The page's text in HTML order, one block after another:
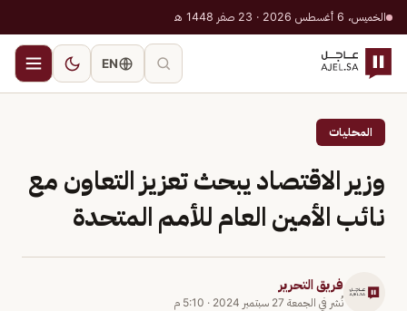
الخميس، 6 أغسطس 2026 · 23 صفر 1448 هـ
EN
المحليات
وزير الاقتصاد يبحث تعزيز التعاون مع
نائب الأمين العام للأمم المتحدة
فريق التحرير
نُشر في الجمعة 27 سبتمبر 2024 · 5:10 م